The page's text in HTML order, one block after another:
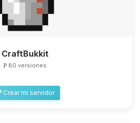
CraftBukkit
80 versiones
Crear mi servidor